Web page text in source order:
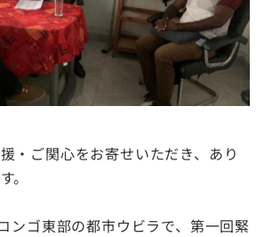
・ご関心をお寄せいただき、あり
。
ンゴ東部の都市ウビラで、第一回緊